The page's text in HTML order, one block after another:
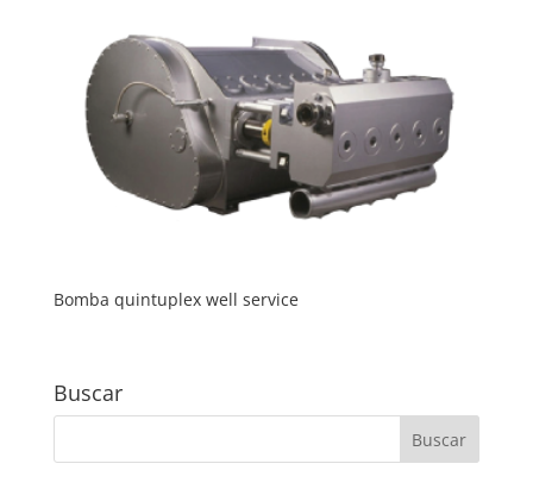
Bomba quintuplex well service
Buscar